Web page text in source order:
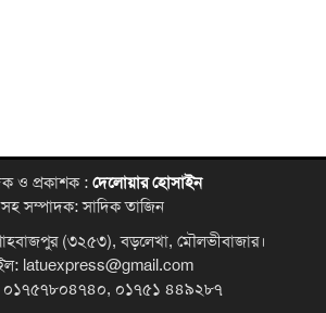
ও প্রকাশক : দেলোয়ার হোসাইন
সহ সম্পাদক: সাদিক তাজিন
(৩২৫৩), বড়লেখা, মৌলভীবাজার।
latuexpress@gmail.com
০১৭৫৭৮০৪৭৪০, ০১৭৫১ ৪৪৯২৮৭